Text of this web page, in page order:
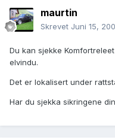
maurtin
Skrevet Juni 15,
Du kan sjekke
elvindu.
Det er lokalisert under
Har du sjekka sikringene